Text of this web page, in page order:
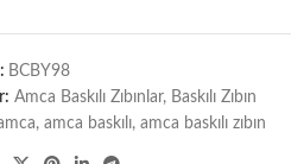
BCBY98
Amca Baskılı Zıbınlar, Baskılı Zıbın
, amca baskılı, amca baskılı zıbın